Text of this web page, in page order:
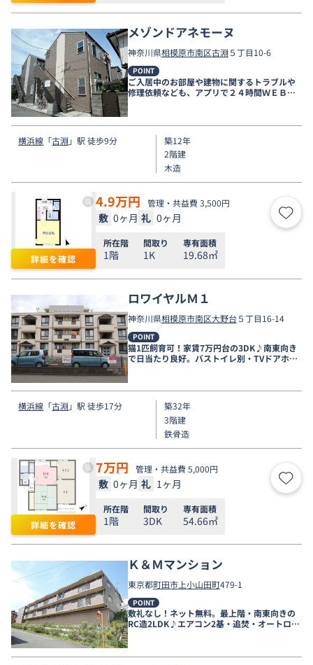
メゾンドアネモーヌ
神奈川県相模原市南区古淵５丁目10-6
POINT
ご入居中のお部屋や建物に関するトラブルや
修理依頼なども、アプリで２４時間ＷＥＢ受
付しております。
横浜線 「古淵 」駅 徒歩9分
築12年
2階建
木造
詳細を確認
4.9万円 管理・共益費 3,500円
敷 0ヶ月 礼 0ヶ月 お気
所在階
1階
間取り
1K
専有面積
19.68㎡
ロワイヤルＭ１
神奈川県相模原市南区大野台５丁目16-14
POINT
猫1匹飼育可！家賃7万円台の3DK♪南東向き
で日当たり良好。バストイレ別・TVドアホン
完備
横浜線 「古淵 」駅 徒歩17分
築32年
3階建
鉄骨造
詳細を確認
7万円 管理・共益費 5,000円
敷 0ヶ月 礼 1ヶ月 お気
所在階
1階
間取り
3DK
専有面積
54.66㎡
Ｋ＆Ｍマンション
東京都町田市上小山田町479-1
POINT
敷礼なし！ネット無料。最上階・南東向きの
RC造2LDK♪エアコン2基・追焚・オートロッ
ク完備